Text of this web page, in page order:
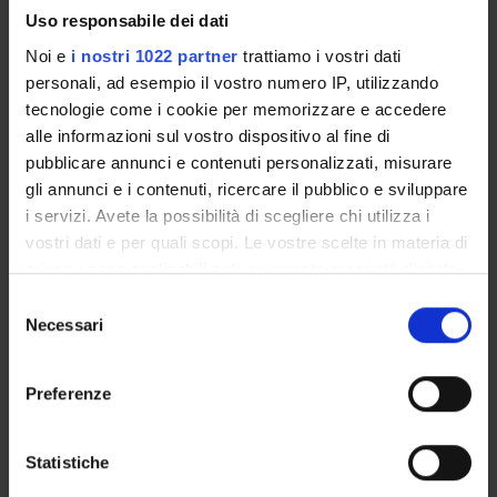
Uso responsabile dei dati
Noi e i nostri 1022 partner trattiamo i vostri dati
personali, ad esempio il vostro numero IP, utilizzando
tecnologie come i cookie per memorizzare e accedere
alle informazioni sul vostro dispositivo al fine di
pubblicare annunci e contenuti personalizzati, misurare
gli annunci e i contenuti, ricercare il pubblico e sviluppare
i servizi. Avete la possibilità di scegliere chi utilizza i
vostri dati e per quali scopi. Le vostre scelte in materia di
privacy sono applicabili solo su questa proprietà digitale
modificare o revocare il proprio consenso in qualsiasi
momento dalla Dichiarazione sui cookie o facendo clic
raccogliere informazioni sulla tua posizione
geografica, con un'approssimazione di qualche
delNecessari
Preferenze
Statistiche
Marco Barillari
Emanuela Bottani
Componente
Componente
Componente
Componente
Diego Cavalli
Carlo Cavedon
Componente
Componente